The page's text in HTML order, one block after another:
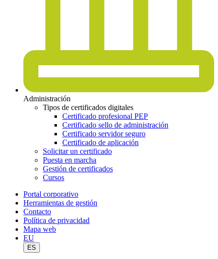
Administración
Tipos de certificados digitales
Certificado profesional PEP
Certificado sello de administración
Certificado servidor seguro
Certificado de aplicación
Solicitar un certificado
Puesta en marcha
Gestión de certificados
Cursos
Portal corporativo
Herramientas de gestión
Contacto
Política de privacidad
Mapa web
EU
ES